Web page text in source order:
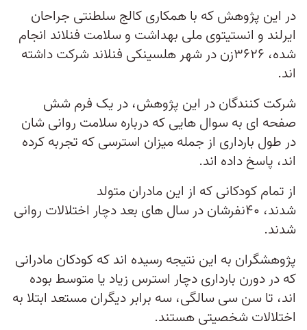
در این پژوهش که با همکاری کالج سلطنتی جراحان
ایرلند و انستیتوی ملی بهداشت و سلامت فنلاند انجام
شده، ۳۶۲۶زن در شهر هلسینکی فنلاند شرکت داشته
اند.
شرکت کنندگان در این پژوهش، در یک فرم شش
صفحه ای به سوال هایی که درباره سلامت روانی شان
در طول بارداری از جمله میزان استرسی که تجربه کرده
اند، پاسخ داده اند.
از تمام کودکانی که از این مادران متولد
شدند، ۴۰نفرشان در سال های بعد دچار اختلالات روانی
شدند.
پژوهشگران به این نتیجه رسیده اند که کودکان مادرانی
که در دورن بارداری دچار استرس زیاد یا متوسط بوده
اند، تا سن سی سالگی، سه برابر دیگران مستعد ابتلا به
اختلالات شخصیتی هستند.